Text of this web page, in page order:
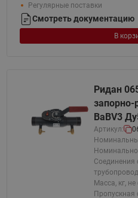
Регулярные поставки
Смотреть документацию
В
Ридан
запорно-
BaBV3
Артикул:
Соединения
Масса, кг, не
Пропускная